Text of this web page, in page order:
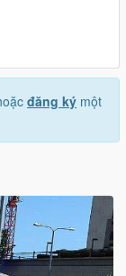
đăng ký một